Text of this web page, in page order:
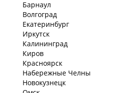
Барнаул
Волгоград
Екатеринбург
Иркутск
Калининград
Киров
Красноярск
Набережные Челны
Новокузнецк